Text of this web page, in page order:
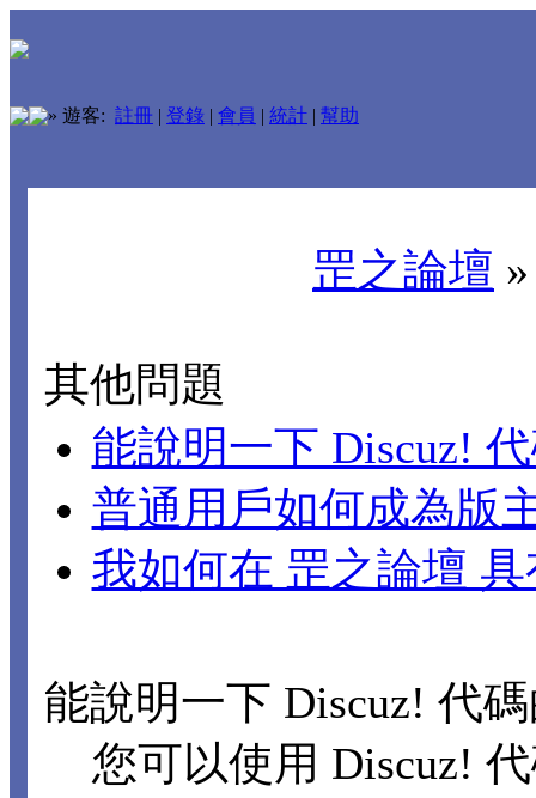
» 遊客: 註冊 | 登錄 | 會員 | 統計 | 幫助
罡之論壇
其他問題
能說明一下 Discuz!
普通用戶如何成為版
我如何在 罡之論壇
能說明一下 Discuz! 代
您可以使用 Discuz!